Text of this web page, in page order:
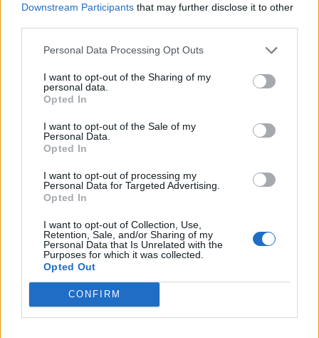
Downstream Participants that may further disclose it to other
Personal Data Processing Opt Outs
I want to opt-out of the Sharing of my
personal data.
Opted In
I want to opt-out of the Sale of my
Personal Data.
Opted In
I want to opt-out of processing my
Personal Data for Targeted Advertising.
Opted In
I want to opt-out of Collection, Use,
Retention, Sale, and/or Sharing of my
Personal Data that Is Unrelated with the
Purposes for which it was collected.
Opted Out
CONFIRM